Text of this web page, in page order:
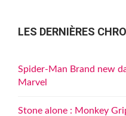
LES DERNIÈRES
Spider-Man Brand new
Marvel
Stone alone : Monkey